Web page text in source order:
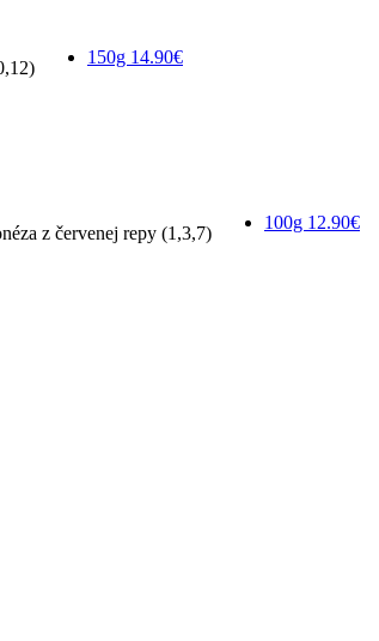
150g 14.90€
z červenej repy (1,3,7)
100g 12.90€